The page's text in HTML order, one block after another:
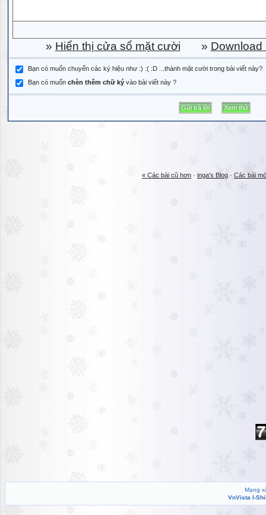
» Hiển thị cửa sổ mặt cười » Download
Bạn có muốn chuyển các ký hiệu như :) :( :D ...thành mặt cười trong bài viết này?
Bạn có muốn chèn thêm chữ ký vào bài viết này ?
« Các bài cũ hơn · inga's Blog · Các bài
Mạng
VnVista I-